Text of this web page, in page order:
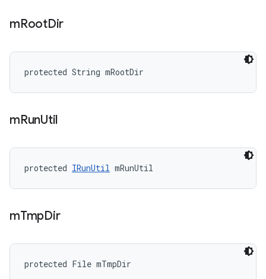
mRootDir
protected String mRootDir
mRunUtil
protected IRunUtil mRunUtil
mTmpDir
protected File mTmpDir